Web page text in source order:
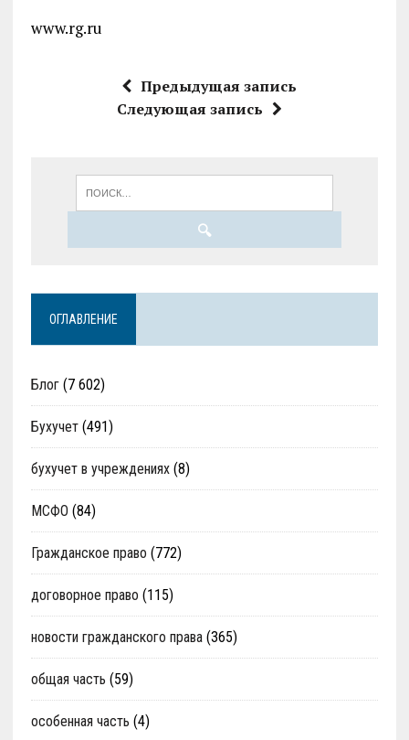
www.rg.ru
Предыдущая запись
Следующая запись
ОГЛАВЛЕНИЕ
Блог(7 602)
Бухучет(491)
бухучет в учреждениях(8)
МСФО (84)
Гражданское право (772)
договорное право (115)
новости гражданского права(365)
общая часть (59)
особенная часть (4)